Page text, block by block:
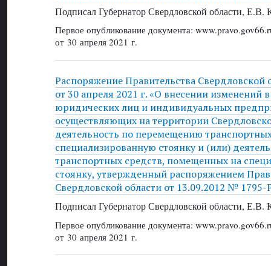
Подписал Губернатор Свердловской области, Е.В.
Первое опубликование документа:
от 30 апреля 2021 г.
Распоряжение Правительства
от 30 апреля 2021 г. «О внесении изменений
юридических лиц и индивидуальных
осуществляющих на территории
деятельность по перемещению
специализированную стоянку и (или)
транспортных средств, помещенных на
стоянку, утвержденный распоряжением
Свердловской области от 13.09.2012 № 1795-
Подписал Губернатор Свердловской области, Е.В.
Первое опубликование документа:
от 30 апреля 2021 г.